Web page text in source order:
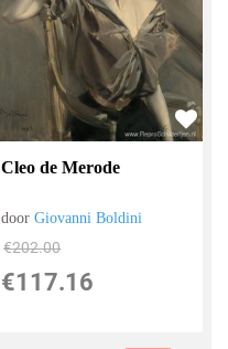
Cleo de Merode
doorGiovanni Boldini
€202.00
€117.16